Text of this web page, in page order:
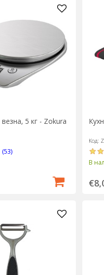
5 кг - Zokura
(53)
Код:
В